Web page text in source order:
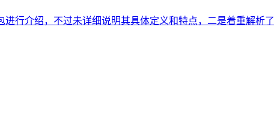
行介绍，不过未详细说明其具体定义和特点，二是着重解析